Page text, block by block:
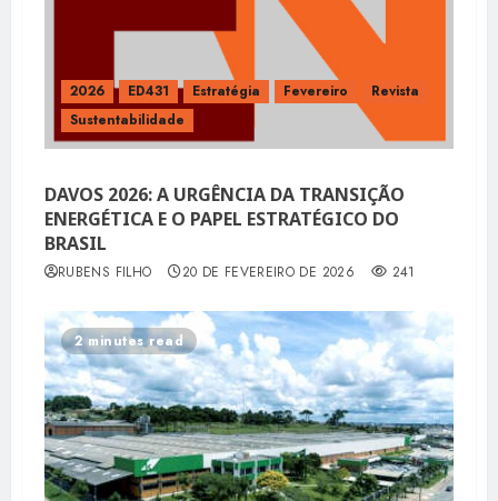
2026 ED431 Estratégia Fevereiro
Revista
Sustentabilidade
DAVOS 2026: A URGÊNCIA DA TRANSIÇÃO
ENERGÉTICA E O PAPEL ESTRATÉGICO DO
BRASIL
RUBENS FILHO 20 DE FEVEREIRO DE 2026 241
2 minutes read